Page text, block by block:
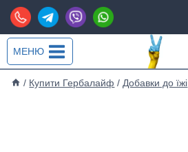
Перейти
до
вмісту
МЕНЮ
/ Купити Гербалайф / Добавки до їжі